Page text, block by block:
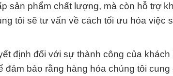
sản phẩm chất lượng, mà còn hỗ trợ
tôi sẽ tư vấn về cách tối ưu hóa việc
định đối với sự thành công của khách
bảo rằng hàng hóa chúng tôi